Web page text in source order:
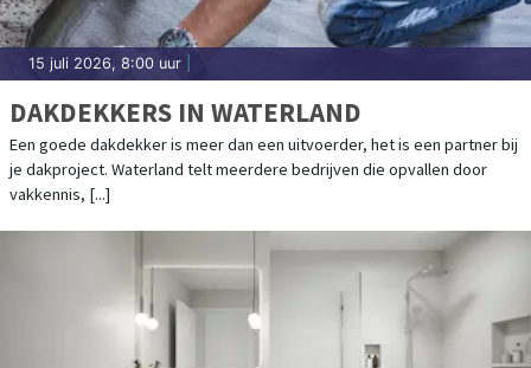
15 juli 2026, 8:00 uur
DAKDEKKERS IN WATERLAND
Een goede dakdekker is meer dan een uitvoerder, het is een partner bij
je dakproject. Waterland telt meerdere bedrijven die opvallen door
vakkennis, [...]